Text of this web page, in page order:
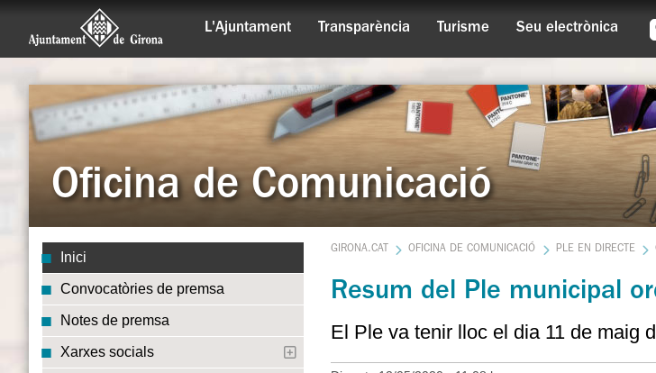
L'Ajuntament Transparència Turisme Seu electrònica
Oficina de Comunicació
Inici
Convocatòries de premsa
Notes de premsa
Xarxes socials
GIRONA.CAT OFICINA DE COMUNICACIÓ PLE EN DIRECTE
Resum del Ple municipal
El Ple va tenir lloc el dia 11 de maig